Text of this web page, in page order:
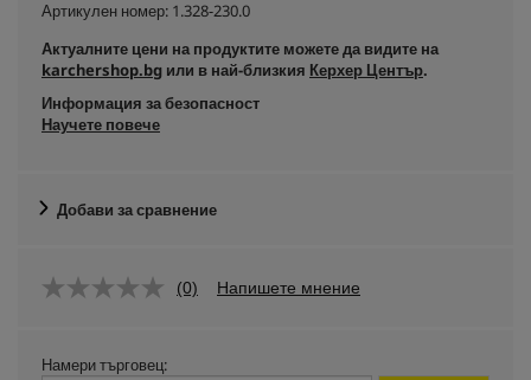
Артикулен номер: 1.328-230.0
Актуалните цени на продуктите можете да видите на
karchershop.bg или в най-близкия Керхер Център.
Информация за безопасност
Научете повече
Добави за сравнение
(0) Напишете мнение
Намери търговец: